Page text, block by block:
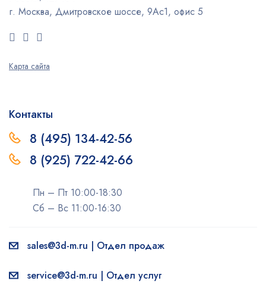
г. Москва, Дмитровское шоссе, 9Ас1, офис 5
Карта сайта
Контакты
8 (495) 134-42-56
8 (925) 722-42-66
Пн – Пт 10:00-18:30
Сб – Вс 11:00-16:30
sales@3d-m.ru | Отдел продаж
service@3d-m.ru | Отдел услуг